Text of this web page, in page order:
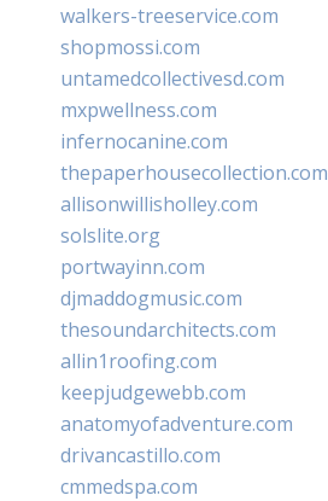
walkers-treeservice.com
shopmossi.com
untamedcollectivesd.com
mxpwellness.com
infernocanine.com
thepaperhousecollection.com
allisonwillisholley.com
solslite.org
portwayinn.com
djmaddogmusic.com
thesoundarchitects.com
allin1roofing.com
keepjudgewebb.com
anatomyofadventure.com
drivancastillo.com
cmmedspa.com